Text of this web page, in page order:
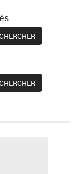
: